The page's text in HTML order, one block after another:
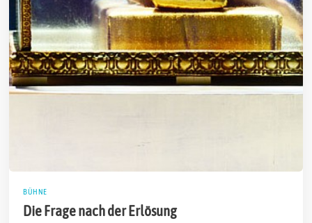
BÜHNE
Die Frage nach der Erlösung